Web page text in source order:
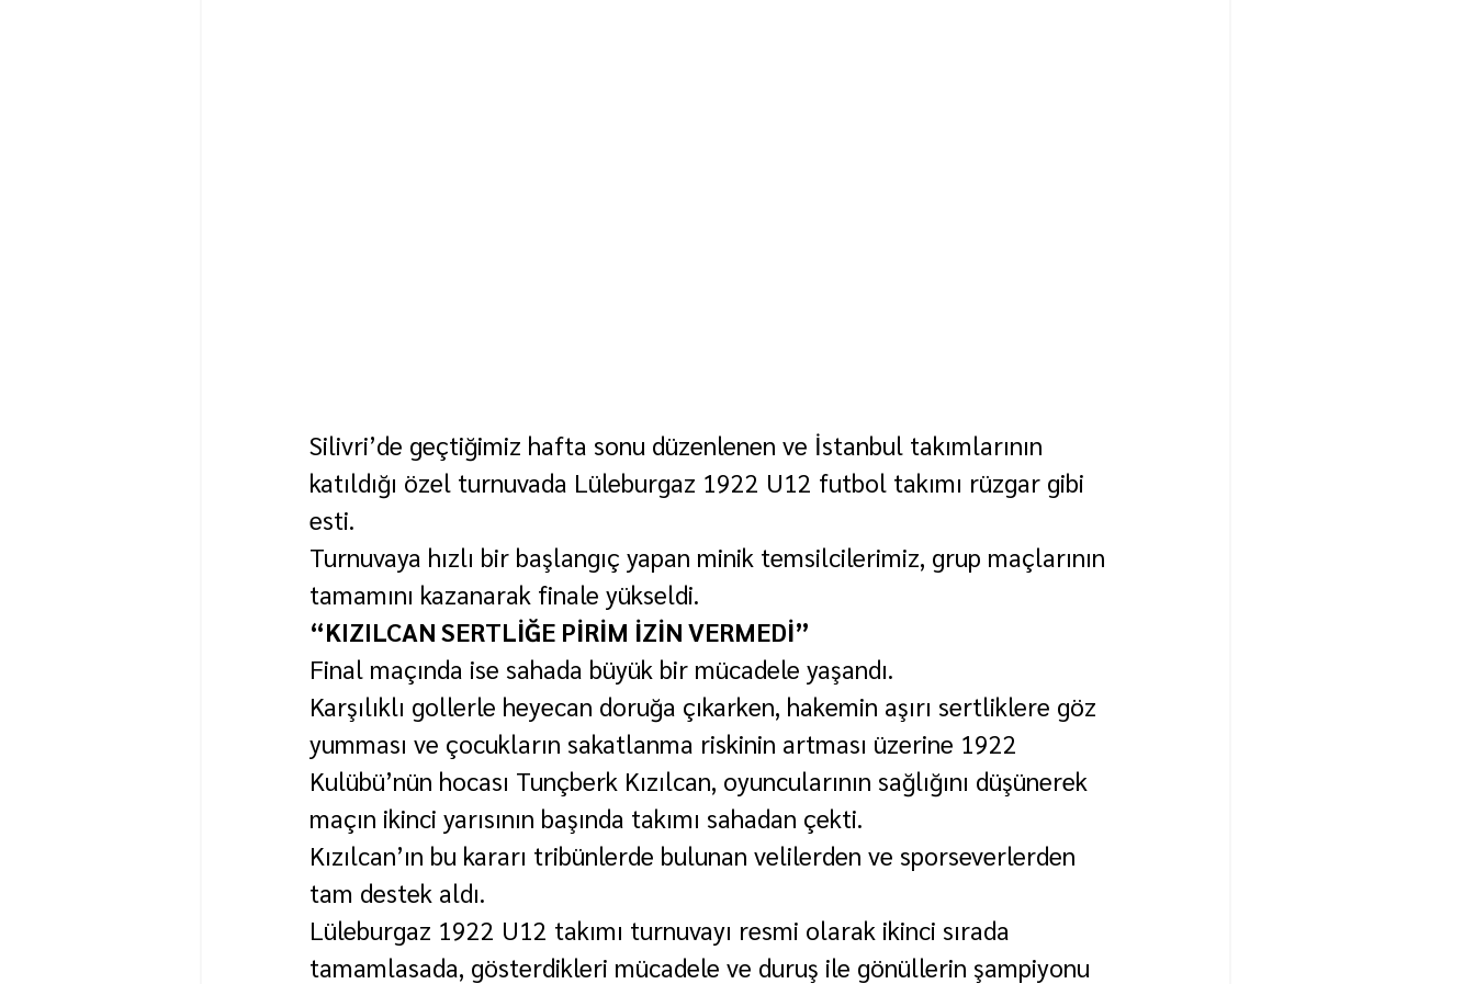
Silivri’de geçtiğimiz hafta sonu düzenlenen ve İstanbul takımlarının
katıldığı özel turnuvada Lüleburgaz 1922 U12 futbol takımı rüzgar gibi
esti.
Turnuvaya hızlı bir başlangıç yapan minik temsilcilerimiz, grup maçlarının
tamamını kazanarak finale yükseldi.
“KIZILCAN SERTLİĞE PİRİM İZİN VERMEDİ”
Final maçında ise sahada büyük bir mücadele yaşandı.
Karşılıklı gollerle heyecan doruğa çıkarken, hakemin aşırı sertliklere göz
yumması ve çocukların sakatlanma riskinin artması üzerine 1922
Kulübü’nün hocası Tunçberk Kızılcan, oyuncularının sağlığını düşünerek
maçın ikinci yarısının başında takımı sahadan çekti.
Kızılcan’ın bu kararı tribünlerde bulunan velilerden ve sporseverlerden
tam destek aldı.
Lüleburgaz 1922 U12 takımı turnuvayı resmi olarak ikinci sırada
tamamlasada, gösterdikleri mücadele ve duruş ile gönüllerin şampiyonu